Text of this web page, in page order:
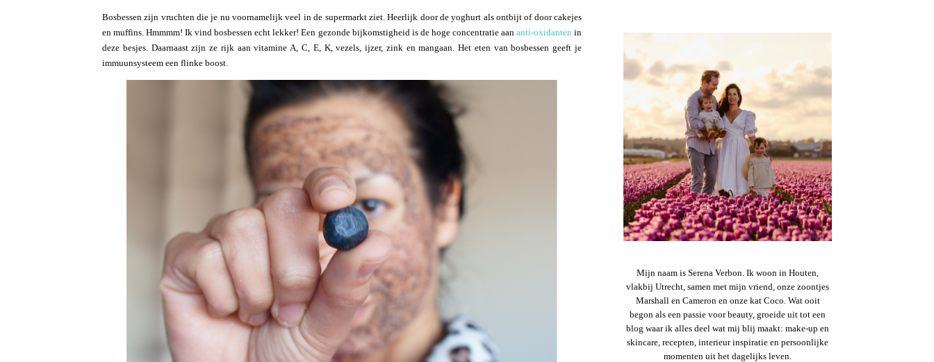
Bosbessen zijn vruchten die je nu voornamelijk veel in de supermarkt ziet. Heerlijk door de yoghurt als ontbijt of door cakejes
en muffins. Hmmmm! Ik vind bosbessen echt lekker! Een gezonde bijkomstigheid is de hoge concentratie aan anti-oxidanten in
deze besjes. Daarnaast zijn ze rijk aan vitamine A, C, E, K, vezels, ijzer, zink en mangaan. Het eten van bosbessen geeft je
immuunsysteem een flinke boost.
Mijn naam is Serena Verbon. Ik woon in Houten,
vlakbij Utrecht, samen met mijn vriend, onze zoontjes
Marshall en Cameron en onze kat Coco. Wat ooit
begon als een passie voor beauty, groeide uit tot een
blog waar ik alles deel wat mij blij maakt: make-up en
skincare, recepten, interieur inspiratie en persoonlijke
momenten uit het dagelijks leven.